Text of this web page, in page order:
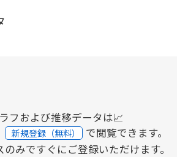
フおよび推移データは📈
新規登録（無料） で閲覧できます。
みですぐにご登録いただけます。